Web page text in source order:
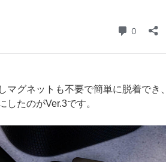
グネットも不要で簡単に脱着でき、
たのがVer.3です。